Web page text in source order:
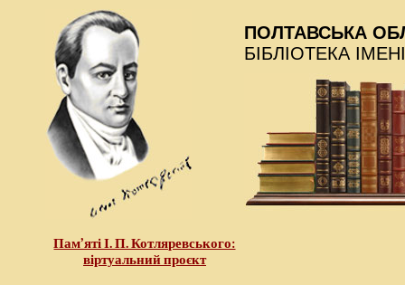
Пам’яті І. П. Котляревського:
віртуальний проєкт
ПОЛТАВСЬКА
БІБЛІОТЕКА